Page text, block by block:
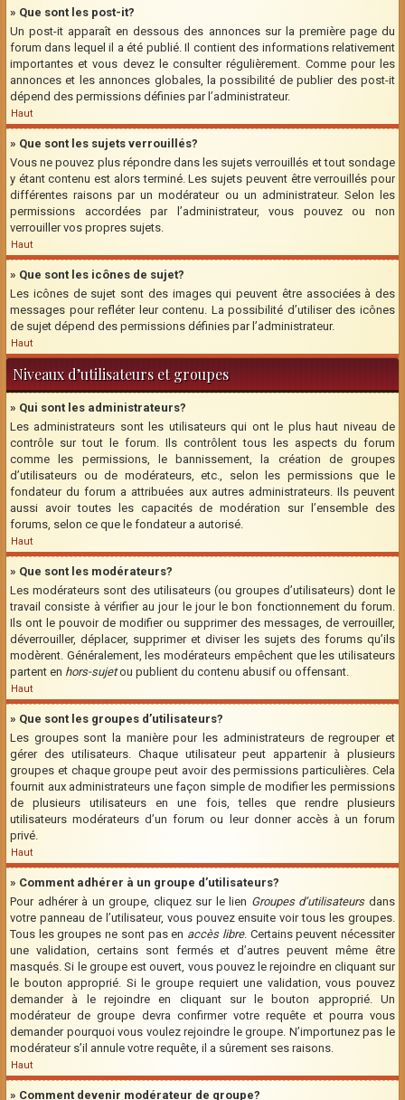
» Que sont les post-it?
Un post-it apparaît en dessous des annonces sur la première page du
forum dans lequel il a été publié. Il contient des informations relativement
importantes et vous devez le consulter régulièrement. Comme pour les
annonces et les annonces globales, la possibilité de publier des post-it
dépend des permissions définies par l’administrateur.
Haut
» Que sont les sujets verrouillés?
Vous ne pouvez plus répondre dans les sujets verrouillés et tout sondage
y étant contenu est alors terminé. Les sujets peuvent être verrouillés pour
différentes raisons par un modérateur ou un administrateur. Selon les
permissions accordées par l’administrateur, vous pouvez ou non
verrouiller vos propres sujets.
Haut
» Que sont les icônes de sujet?
Les icônes de sujet sont des images qui peuvent être associées à des
messages pour refléter leur contenu. La possibilité d’utiliser des icônes
de sujet dépend des permissions définies par l’administrateur.
Haut
Niveaux d’utilisateurs et groupes
» Qui sont les administrateurs?
Les administrateurs sont les utilisateurs qui ont le plus haut niveau de
contrôle sur tout le forum. Ils contrôlent tous les aspects du forum
comme les permissions, le bannissement, la création de groupes
d’utilisateurs ou de modérateurs, etc., selon les permissions que le
fondateur du forum a attribuées aux autres administrateurs. Ils peuvent
aussi avoir toutes les capacités de modération sur l’ensemble des
forums, selon ce que le fondateur a autorisé.
Haut
» Que sont les modérateurs?
Les modérateurs sont des utilisateurs (ou groupes d’utilisateurs) dont le
travail consiste à vérifier au jour le jour le bon fonctionnement du forum.
Ils ont le pouvoir de modifier ou supprimer des messages, de verrouiller,
déverrouiller, déplacer, supprimer et diviser les sujets des forums qu’ils
modèrent. Généralement, les modérateurs empêchent que les utilisateurs
partent en hors-sujetou publient du contenu abusif ou offensant.
Haut
» Que sont les groupes d’utilisateurs?
Les groupes sont la manière pour les administrateurs de regrouper et
gérer des utilisateurs. Chaque utilisateur peut appartenir à plusieurs
groupes et chaque groupe peut avoir des permissions particulières. Cela
fournit aux administrateurs une façon simple de modifier les permissions
de plusieurs utilisateurs en une fois, telles que rendre plusieurs
utilisateurs modérateurs d’un forum ou leur donner accès à un forum
privé.
Haut
» Comment adhérer à un groupe d’utilisateurs?
Pour adhérer à un groupe, cliquez sur le lien Groupes d’utilisateursdans
votre panneau de l’utilisateur, vous pouvez ensuite voir tous les groupes.
Tous les groupes ne sont pas en accès libre. Certains peuvent nécessiter
une validation, certains sont fermés et d’autres peuvent même être
masqués. Si le groupe est ouvert, vous pouvez le rejoindre en cliquant sur
le bouton approprié. Si le groupe requiert une validation, vous pouvez
demander à le rejoindre en cliquant sur le bouton approprié. Un
modérateur de groupe devra confirmer votre requête et pourra vous
demander pourquoi vous voulez rejoindre le groupe. N’importunez pas le
modérateur s’il annule votre requête, il a sûrement ses raisons.
Haut
» Comment devenir modérateur de groupe?